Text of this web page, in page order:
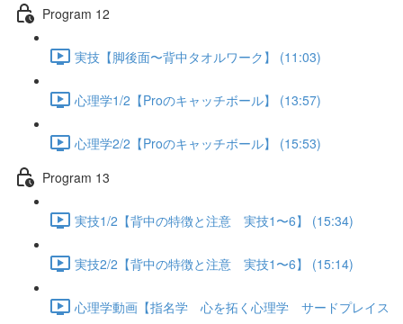
Program 12
実技【脚後面〜背中タオルワーク】 (11:03)
心理学1/2【Proのキャッチボール】 (13:57)
心理学2/2【Proのキャッチボール】 (15:53)
Program 13
実技1/2【背中の特徴と注意 実技1〜6】 (15:34)
実技2/2【背中の特徴と注意 実技1〜6】 (15:14)
心理学動画【指名学 心を拓く心理学 サードプレイス